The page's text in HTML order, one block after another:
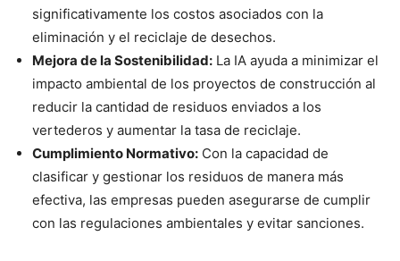
significativamente los costos asociados con la
eliminación y el reciclaje de desechos.
Mejora de la Sostenibilidad: La IA ayuda a minimizar el
impacto ambiental de los proyectos de construcción al
reducir la cantidad de residuos enviados a los
vertederos y aumentar la tasa de reciclaje.
Cumplimiento Normativo: Con la capacidad de
clasificar y gestionar los residuos de manera más
efectiva, las empresas pueden asegurarse de cumplir
con las regulaciones ambientales y evitar sanciones.